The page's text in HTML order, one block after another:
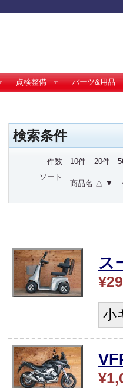
点検整備
パーツ&用品
検索条件
件数 10件 20件
ソート
商品名 △ ▼
ス
小